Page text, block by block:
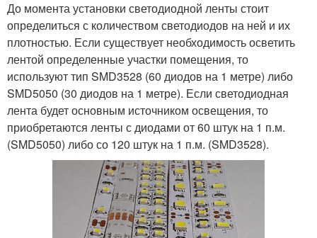
До момента установки светодиодной ленты стоит
определиться с количеством светодиодов на ней и их
плотностью. Если существует необходимость осветить
лентой определенные участки помещения, то
используют тип SMD3528 (60 диодов на 1 метре) либо
SMD5050 (30 диодов на 1 метре). Если светодиодная
лента будет основным источником освещения, то
приобретаются ленты с диодами от 60 штук на 1 п.м.
(SMD5050) либо со 120 штук на 1 п.м. (SMD3528).